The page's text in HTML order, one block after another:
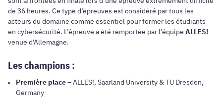
de 36 heures. Ce type d’épreuves est considéré par tous les
acteurs du domaine comme essentiel pour former les étudiants
en cybersécurité. L’épreuve a été remportée par l’équipe ALLES!
venue d'Allemagne.
Les champions :
Première place– ALLES!, Saarland University & TU Dresden,
Germany